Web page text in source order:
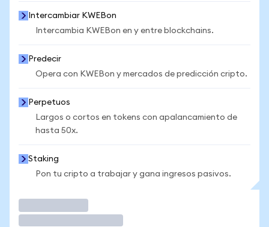
Intercambiar KWEBon
Intercambia KWEBon en y entre blockchains.
Predecir
Opera con KWEBon y mercados de predicción cripto.
Perpetuos
Largos o cortos en tokens con apalancamiento de
hasta 50x.
Staking
Pon tu cripto a trabajar y gana ingresos pasivos.